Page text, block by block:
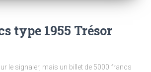
type 1955 Trésor
le signaler, mais un billet de 5000 francs